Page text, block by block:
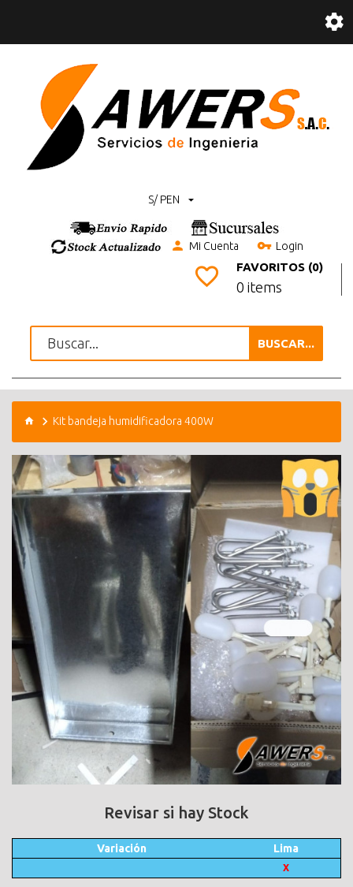
S/ PEN
Mi Cuenta Login
FAVORITOS (0)
0 items
BUSCAR...
Kit bandeja humidificadora 400W
Revisar si hay Stock
Variación Lima
X